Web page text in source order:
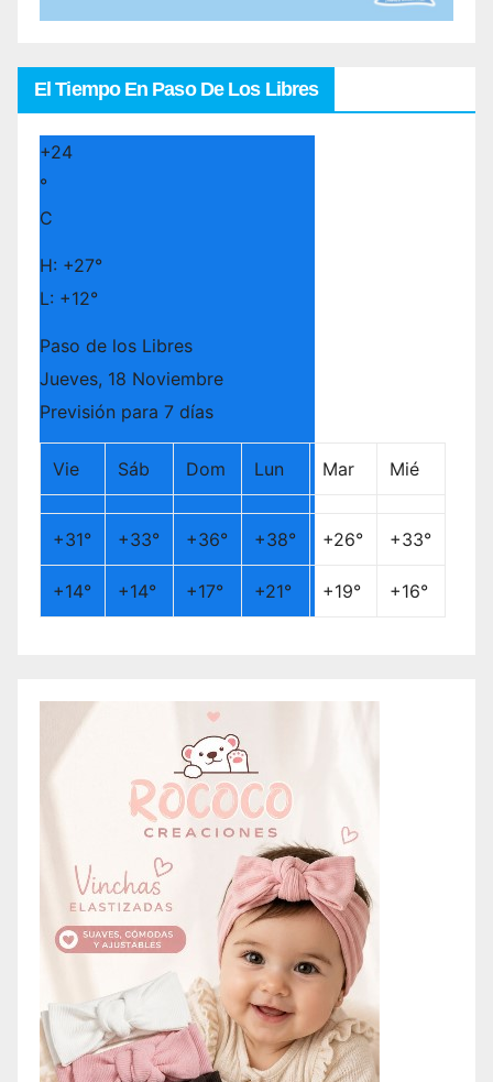
El Tiempo En Paso De Los Libres
+24
°
C
H: +27°
L: +12°
Paso de los Libres
Jueves, 18 Noviembre
Previsión para 7 días
Vie Sáb Dom Lun Mar Mié
+31° +33° +36° +38° +26° +33°
+14° +14° +17° +21° +19° +16°